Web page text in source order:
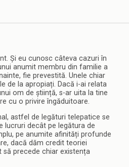
Și eu cunosc câteva cazuri în
anumit membru din familie a
fie prevestită. Unele chiar
de la apropiați. Dacă i-ai relata
om de știință, s-ar uita la tine
cu o privire îngăduitoare.
astfel de legături telepatice se
lucruri decât pe legătura de
pe anumite afinități profunde
dacă dăm credit teoriei
să precede chiar existența